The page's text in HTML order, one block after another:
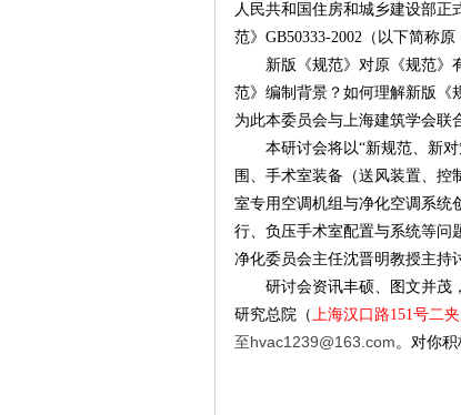
人民共和国住房和城乡建设部正
范》 GB50333-2002（以下简称原
新版《规范》对原《规范》
范》编制背景？如何理解新版《
为此本委员会与上海建筑学会联
本研讨会将以“新规范、新对
围、 手术室装备（送风装置、控
室专用空调机组与净化空调系统
行、负压手术室配置与系统等问
净化委员会主任沈晋明教授主持
研讨会资讯丰硕、图文并茂
研究总院（上海汉口路151号二
至 hvac1239@163.com。对你积